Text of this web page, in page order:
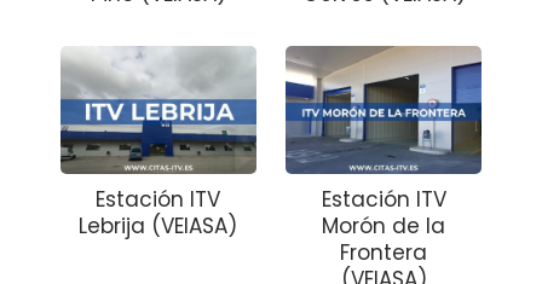
Estación ITV
Lebrija (VEIASA)
Estación ITV
Morón de la
Frontera